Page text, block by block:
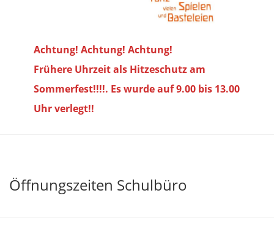
Achtung! Achtung! Achtung!
Frühere Uhrzeit als Hitzeschutz am
Sommerfest!!!!. Es wurde auf 9.00 bis 13.00
Uhr verlegt!!
Öffnungszeiten Schulbüro